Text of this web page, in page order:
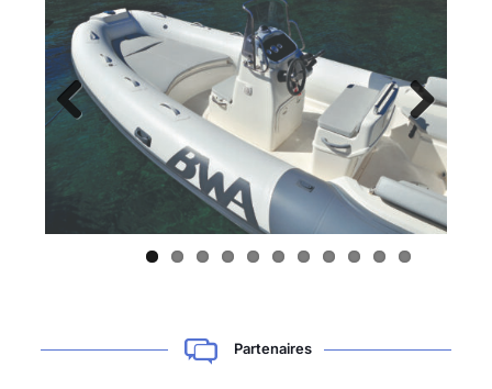
Previous Next
Partenaires